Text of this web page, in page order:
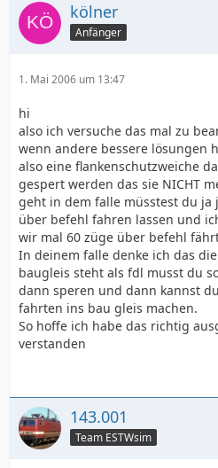
kölner
Anfänger
1. Mai 2006 um 13:47
hi
also ich versuche das mal zu
wenn andere bessere lösungen
also eine flankenschutzweiche
gespert werden das sie NICHT
geht in dem falle müsstest du ja
über befehl fahren lassen und
wir mal 60 züge über befehl
In deinem falle denke ich das
baugleis steht als fdl musst du
dann speren und dann kannst
fahrten ins bau gleis machen.
So hoffe ich habe das richtig
verstanden
143.001
Team ESTWsim